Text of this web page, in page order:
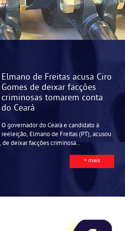
Elmano de Freitas acusa Ciro
Gomes de deixar facções
criminosas tomarem conta
do Ceará
O governador do Ceará e candidato à
reeleição, Elmano de Freitas (PT), acusou
de deixar facções criminosa...
+ mais